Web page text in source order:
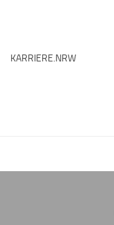
KARRIERE.NRW